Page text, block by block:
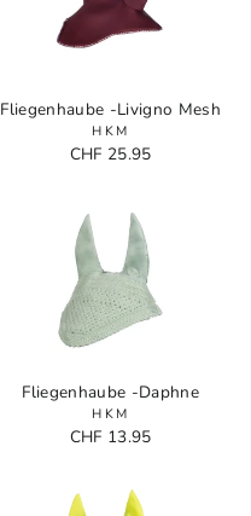
Fliegenhaube -Livigno Mesh
HKM
CHF 25.95
Fliegenhaube -Daphne
HKM
CHF 13.95